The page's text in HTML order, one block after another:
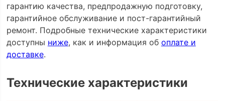
гарантию качества, предпродажную подготовку,
гарантийное обслуживание и пост-гарантийный
ремонт. Подробные технические характеристики
доступны ниже, как и информация об оплате и
доставке.
Технические характеристики